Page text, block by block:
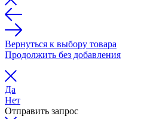
Вернуться к выбору товара
Продолжить без добавления
Да
Нет
Отправить запрос